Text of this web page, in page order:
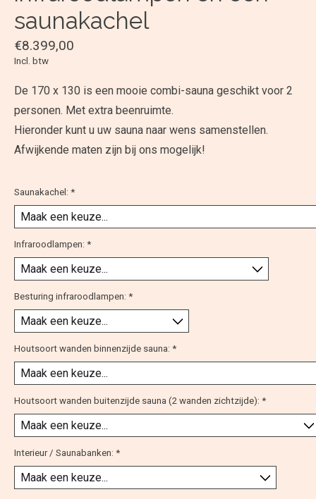
saunakachel
€8.399,00
Incl. btw
De 170 x 130 is een mooie combi-sauna geschikt voor 2
personen. Met extra beenruimte.
Hieronder kunt u uw sauna naar wens samenstellen.
Afwijkende maten zijn bij ons mogelijk!
Saunakachel: *
Infraroodlampen: *
Besturing infraroodlampen: *
Houtsoort wanden binnenzijde sauna: *
Houtsoort wanden buitenzijde sauna (2 wanden zichtzijde): *
Interieur / Saunabanken: *